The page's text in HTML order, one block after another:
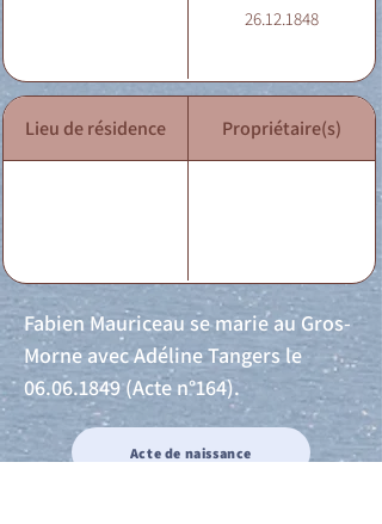
26.12.1848
Lieu de résidence Propriétaire(s)
Fabien Mauriceau se marie au Gros-
Morne avec Adéline Tangers le
06.06.1849(Acte n°164).
Acte de naissance